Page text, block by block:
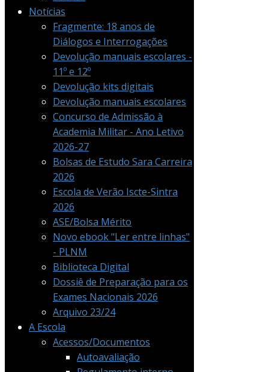
Notícias
Fragmente: 18 anos de
Diálogos e Interrogações
Devolução manuais escolares -
11º e 12º
Devolução kits digitais
Devolução manuais escolares
Concurso de Admissão à
Academia Militar - Ano Letivo
2026-27
Bolsas de Estudo Sara Carreira
2026
Escola de Verão Iscte-Sintra
2026
ASE/Bolsa Mérito
Novo ebook "Ler entre linhas"
- PLNM
Biblioteca Digital
Dossiê de Preparação para os
Exames Nacionais 2026
Arquivo 23/24
A Escola
Acessos/Documentos
Autoavaliação